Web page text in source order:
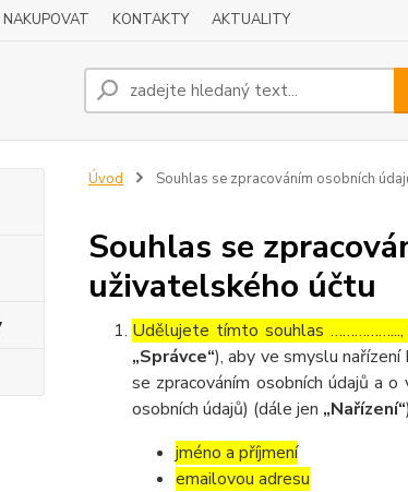
NAKUPOVAT KONTAKTY AKTUALITY
Úvod Souhlas se zpracováním osobních
Souhlas se
uživatelského účtu
Udělujete tímto souhlas
„Správce“), aby ve smyslu
se zpracováním osobních údajů a
osobních údajů) (dále jen „Nařízení“
jméno a příjmení
emailovou adresu